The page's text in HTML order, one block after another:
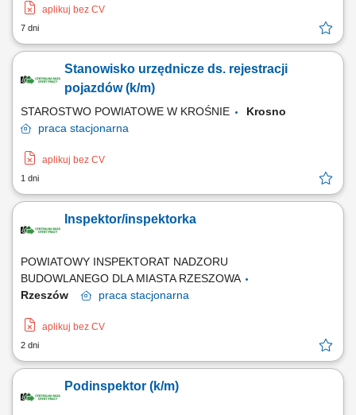
aplikuj bez CV
7 dni
Stanowisko urzędnicze ds. rejestracji
pojazdów (k/m)
STAROSTWO POWIATOWE W KROŚNIE
Krosno
praca stacjonarna
aplikuj bez CV
1 dni
Inspektor/inspektorka
POWIATOWY INSPEKTORAT NADZORU
BUDOWLANEGO DLA MIASTA RZESZOWA
Rzeszów
praca stacjonarna
aplikuj bez CV
2 dni
Podinspektor (k/m)